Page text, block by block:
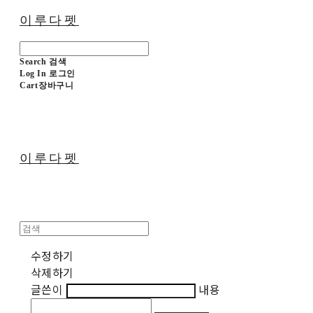
이루다펫
Search 검색
Log In 로그인
Cart장바구니
이루다펫
수정하기
삭제하기
글쓴이
내용